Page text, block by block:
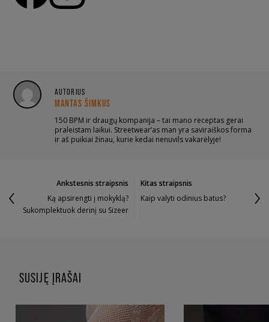
AUTORIUS
MANTAS ŠIMKUS
150 BPM ir draugų kompanija – tai mano receptas gerai
praleistam laikui. Streetwear’as man yra saviraiškos forma
ir aš puikiai žinau, kurie kedai nenuvils vakarėlyje!
Ankstesnis straipsnis
Ką apsirengti į mokyklą?
Sukomplektuok derinį su Sizeer
Kitas straipsnis
Kaip valyti odinius batus?
SUSIJĘ ĮRAŠAI